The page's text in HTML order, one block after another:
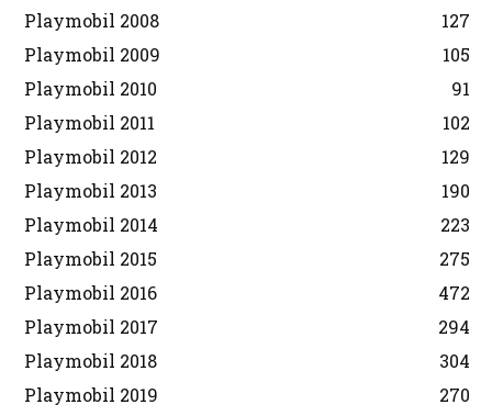
Playmobil 2008
127
Playmobil 2009
105
Playmobil 2010
91
Playmobil 2011
102
Playmobil 2012
129
Playmobil 2013
190
Playmobil 2014
223
Playmobil 2015
275
Playmobil 2016
472
Playmobil 2017
294
Playmobil 2018
304
Playmobil 2019
270